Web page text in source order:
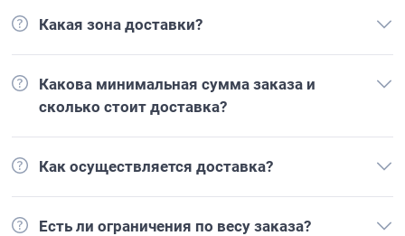
Какая зона доставки?
Какова минимальная сумма заказа и
сколько стоит доставка?
Как осуществляется доставка?
Есть ли ограничения по весу заказа?